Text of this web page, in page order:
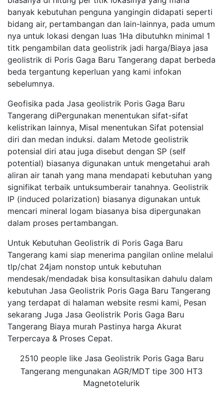
banyak kebutuhan penguna yangingin didapati seperti
bidang air, pertambangan dan lain-lainnya, pada umum
nya untuk lokasi dengan luas 1Ha dibutuhkn minimal 1
titk pengambilan data geolistrik jadi harga/Biaya jasa
geolistrik di Poris Gaga Baru Tangerang dapat berbeda
beda tergantung keperluan yang kami infokan
sebelumnya.
Geofisika pada Jasa geolistrik Poris Gaga Baru
Tangerang diPergunakan menentukan sifat-sifat
kelistrikan lainnya, Misal menentukan Sifat potensial
diri dan medan induksi. dalam Metode geolistrik
potensial diri atau juga disebut dengan SP (self
potential) biasanya digunakan untuk mengetahui arah
aliran air tanah yang mana mendapati kebutuhan yang
signifikat terbaik untuksumberair tanahnya. Geolistrik
IP (induced polarization) biasanya digunakan untuk
mencari mineral logam biasanya bisa dipergunakan
dalam proses pertambangan.
Untuk Kebutuhan Geolistrik di Poris Gaga Baru
Tangerang kami siap menerima pangilan online melalui
tlp/chat 24jam nonstop untuk kebutuhan
mendesak/mendadak bisa konsultasikan dahulu dalam
kebutuhan Jasa Geolistrik Poris Gaga Baru Tangerang
yang terdapat di halaman website resmi kami, Pesan
sekarang Juga Jasa Geolistrik Poris Gaga Baru
Tangerang Biaya murah Pastinya harga Akurat
Terpercaya & Proses Cepat.
2510 people like Jasa Geolistrik Poris Gaga Baru
Tangerang mengunakan AGR/MDT tipe 300 HT3
Magnetotelurik